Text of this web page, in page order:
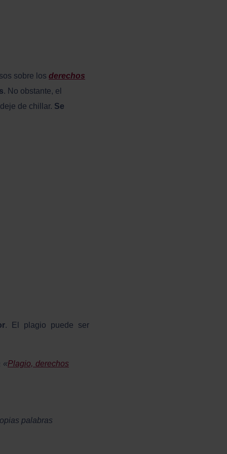
sobre los derechos
. No obstante, el
de chillar. Se
. El plagio puede ser
«Plagio, derechos
palabras